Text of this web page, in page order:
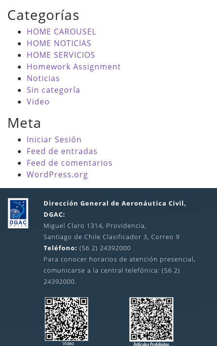
Categorías
HOME CAROUSEL
HOME NOTICIAS
HOME SERVICIOS
Homework Assignment
Noticias
Sin categoría
Video
Meta
Iniciar Sesión
Feed de entradas
Feed de comentarios
WordPress.org
Dirección General de Aeronáutica Civil,
DGAC:
Miguel Claro 1314, Providencia,
Santiago de Chile Clasificador 3, Correo 9
Teléfono: (56 2) 24392000
Para conocer horarios de atención presencial,
comunicarse a la central telefónica: (56 2)
24392000.